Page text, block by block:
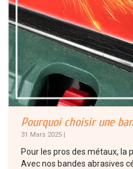
Pourquoi choisir une
31 Mars 2025 |
Pour les pros des métaux, la
Avec nos bandes abrasives